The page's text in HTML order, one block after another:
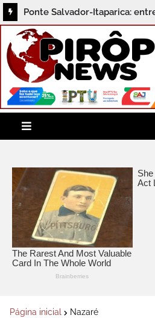
Novo Coletivo Bahia pela Paz
de prevenção à violência em
Página inicial Nazaré